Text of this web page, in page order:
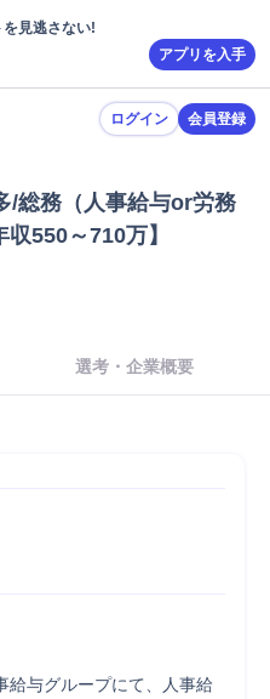
見逃さない!
アプリを入手
ログイン 会員登録
総務（人事給与or労務
550～710万】
選考・企業概要
給与グループにて、人事給